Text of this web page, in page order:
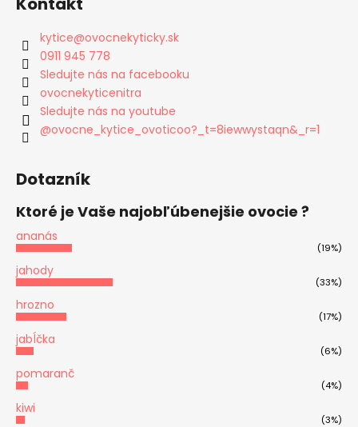
kytice@ovocnekyticky.sk
0911 945 778
Sledujte nás na facebooku
ovocnekyticenitra
Sledujte nás na youtube
@ovocne_kytice_ovoticoo?_t=8iewwystaqn&_r=1
Dotazník
Ktoré je Vaše najobľúbenejšie ovocie ?
ananás
(19%)
jahody
(33%)
hrozno
(17%)
jabĺčka
(6%)
pomaranč
(4%)
kiwi
(3%)